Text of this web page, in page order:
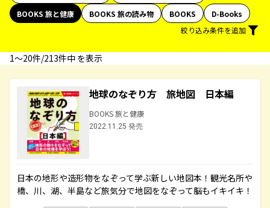
BOOKS 旅と健康
BOOKS 旅の読み物 BOOKS
D-Books
絞り込み条件を追加
1〜20件/213件中 を表示
地球のなぞり方 旅地図 日本編
BOOKS 旅と健康
2022.11.25 発売
日本の地形や造形物をなぞって学ぶ新しい地図本！観光名所や
橋、川、湖、半島など旅気分で地図をなぞって脳もイキイキ！